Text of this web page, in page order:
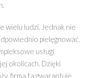
wielu ludzi. Jednak nie
pielęgnować.
usługi
okolicach. Dzięki
firma ta gwarantuje